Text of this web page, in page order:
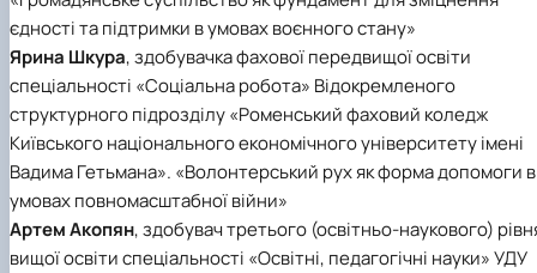
єдності та підтримки в умовах воєнного стану»
Ярина Шкура, здобувачка фахової передвищої освіти
спеціальності «Соціальна робота» Відокремленого
структурного підрозділу «Роменський фаховий коледж
Київського національного економічного університету імені
Вадима Гетьмана». «Волонтерський рух як форма допомоги в
умовах повномасштабної війни»
Артем Акопян, здобувач третього (освітньо-наукового)
вищої освіти спеціальності «Освітні, педагогічні науки» УДУ